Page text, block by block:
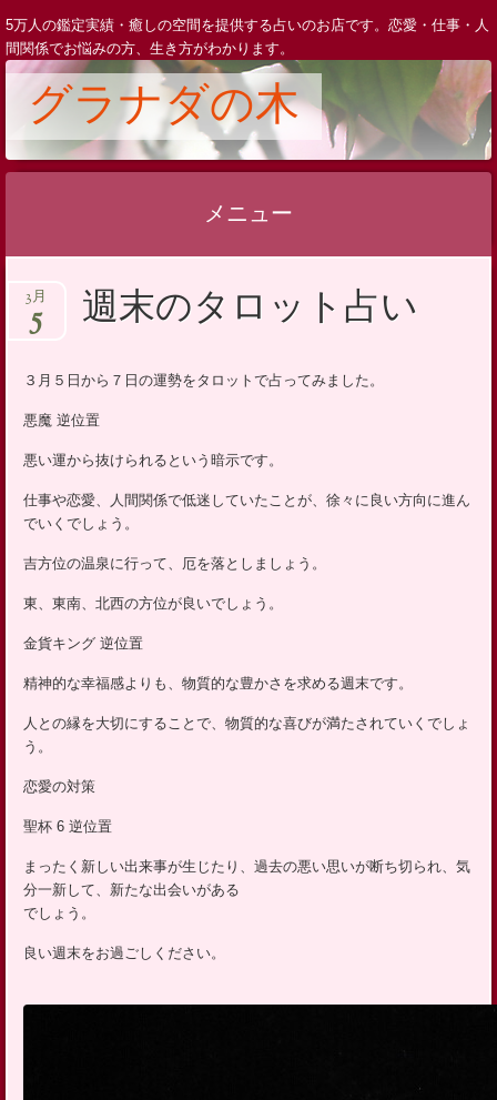
5万人の鑑定実績・癒しの空間を提供する占いのお店です。恋愛・仕事・人
間関係でお悩みの方、生き方がわかります。
グラナダの木
メニュー
ン
テ
へ
ス
ッ
週末のタロット占い
3月
5
３月５日から７日の運勢をタロットで占ってみました。
悪魔 逆位置
悪い運から抜けられるという暗示です。
仕事や恋愛、人間関係で低迷していたことが、徐々に良い方向に進ん
でいくでしょう。
吉方位の温泉に行って、厄を落としましょう。
東、東南、北西の方位が良いでしょう。
金貨キング 逆位置
精神的な幸福感よりも、物質的な豊かさを求める週末です。
人との縁を大切にすることで、物質的な喜びが満たされていくでしょ
う。
恋愛の対策
聖杯 6 逆位置
まったく新しい出来事が生じたり、過去の悪い思いが断ち切られ、気
分一新して、新たな出会いがある
でしょう。
良い週末をお過ごしください。